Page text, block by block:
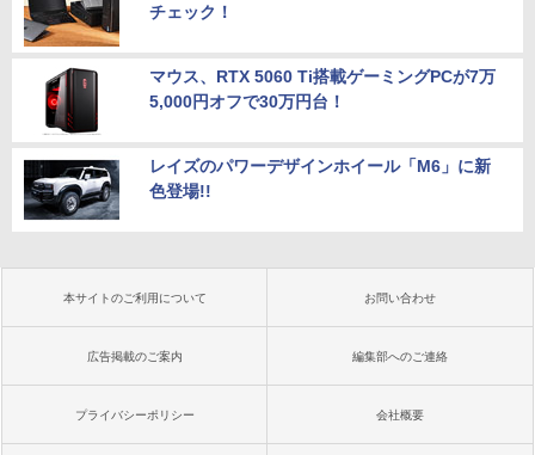
チェック！
マウス、RTX 5060 Ti搭載ゲーミングPCが7万
5,000円オフで30万円台！
レイズのパワーデザインホイール「M6」に新
色登場!!
本サイトのご利用について お問い合わせ
広告掲載のご案内 編集部へのご連絡
プライバシーポリシー 会社概要